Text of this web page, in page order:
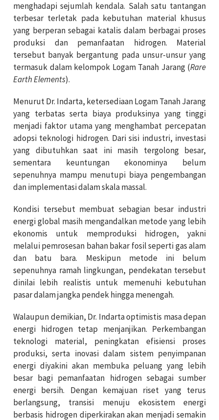
menghadapi sejumlah kendala. Salah satu tantangan
terbesar terletak pada kebutuhan material khusus
yang berperan sebagai katalis dalam berbagai proses
produksi dan pemanfaatan hidrogen. Material
tersebut banyak bergantung pada unsur-unsur yang
termasuk dalam kelompok Logam Tanah Jarang (Rare
Earth Elements).
Menurut Dr. Indarta, ketersediaan Logam Tanah Jarang
yang terbatas serta biaya produksinya yang tinggi
menjadi faktor utama yang menghambat percepatan
adopsi teknologi hidrogen. Dari sisi industri, investasi
yang dibutuhkan saat ini masih tergolong besar,
sementara keuntungan ekonominya belum
sepenuhnya mampu menutupi biaya pengembangan
dan implementasi dalam skala massal.
Kondisi tersebut membuat sebagian besar industri
energi global masih mengandalkan metode yang lebih
ekonomis untuk memproduksi hidrogen, yakni
melalui pemrosesan bahan bakar fosil seperti gas alam
dan batu bara. Meskipun metode ini belum
sepenuhnya ramah lingkungan, pendekatan tersebut
dinilai lebih realistis untuk memenuhi kebutuhan
pasar dalam jangka pendek hingga menengah.
Walaupun demikian, Dr. Indarta optimistis masa depan
energi hidrogen tetap menjanjikan. Perkembangan
teknologi material, peningkatan efisiensi proses
produksi, serta inovasi dalam sistem penyimpanan
energi diyakini akan membuka peluang yang lebih
besar bagi pemanfaatan hidrogen sebagai sumber
energi bersih. Dengan kemajuan riset yang terus
berlangsung, transisi menuju ekosistem energi
berbasis hidrogen diperkirakan akan menjadi semakin